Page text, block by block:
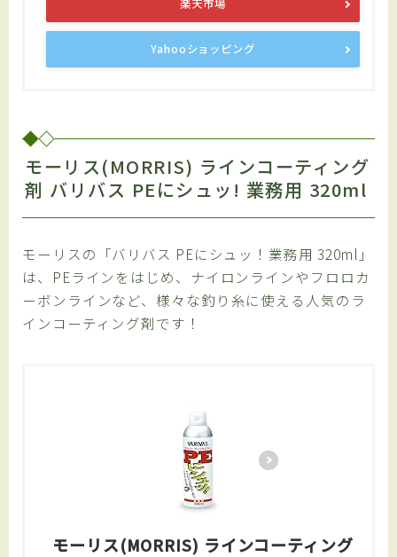
楽天市場
Yahooショッピング
モーリス(MORRIS) ラインコーティング
剤 バリバス PEにシュッ! 業務用 320ml
モーリスの「バリバス PEにシュッ！業務用 320ml」
は、PEラインをはじめ、ナイロンラインやフロロカ
ーボンラインなど、様々な釣り糸に使える人気のラ
インコーティング剤です！
モーリス(MORRIS) ラインコーティング